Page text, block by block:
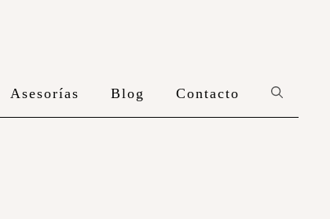
Asesorías Blog Contacto